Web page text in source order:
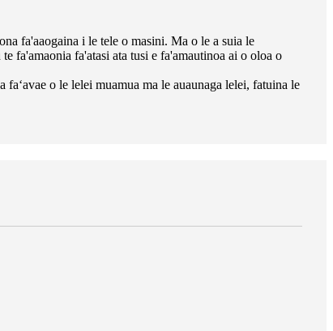
fa'aaogaina i le tele o masini. Ma o le a suia le
fa'amaonia fa'atasi ata tusi e fa'amautinoa ai o oloa o
o le lelei muamua ma le auaunaga lelei, fatuina le